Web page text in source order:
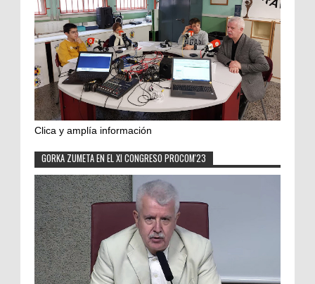
Clica y amplía información
GORKA ZUMETA EN EL XI CONGRESO PROCOM'23